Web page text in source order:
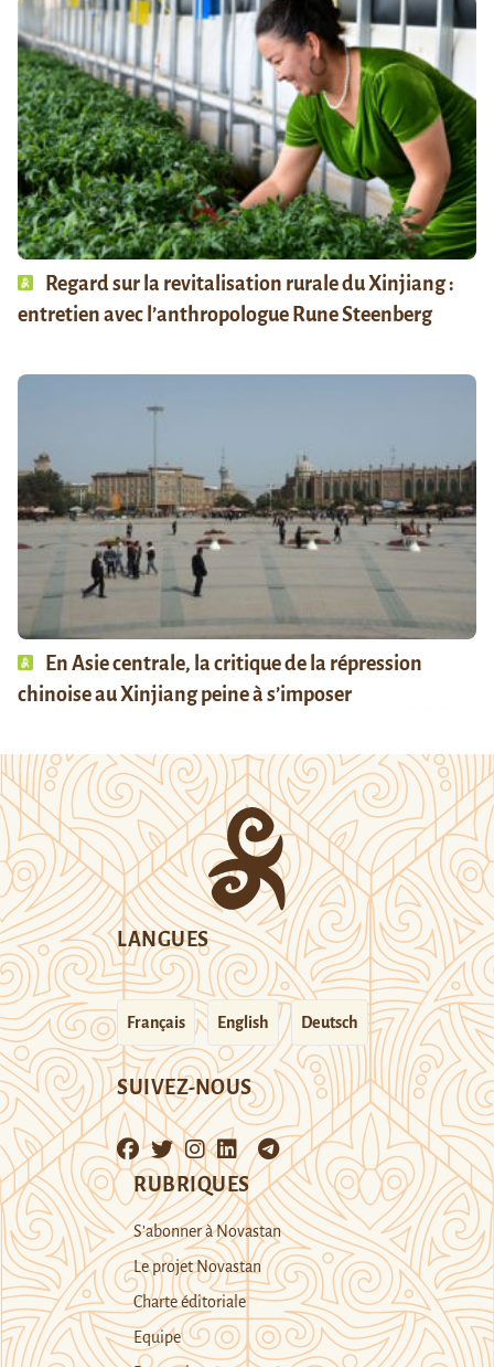
Regard sur la revitalisation rurale du Xinjiang :
entretien avec l’anthropologue Rune Steenberg
En Asie centrale, la critique de la répression
chinoise au Xinjiang peine à s’imposer
LANGUES
Français English Deutsch
SUIVEZ-NOUS
RUBRIQUES
S’abonner à Novastan
Le projet Novastan
Charte éditoriale
Equipe